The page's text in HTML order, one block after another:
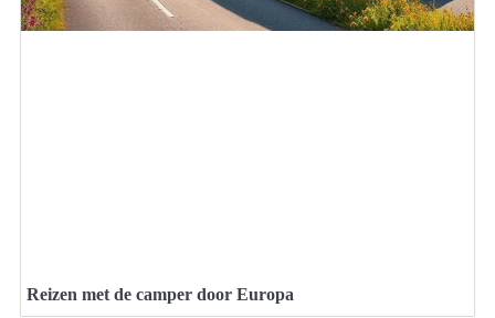
Reizen met de camper door Europa